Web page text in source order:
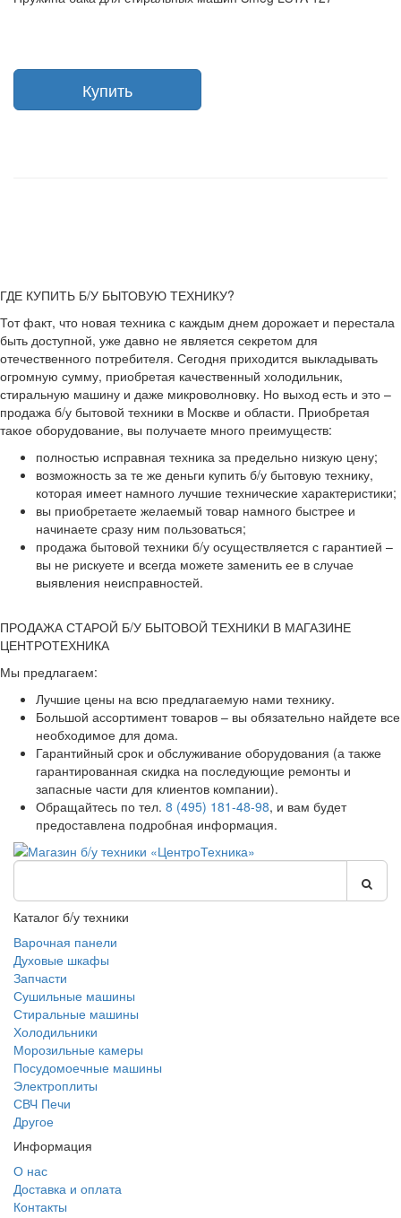
ГДЕ КУПИТЬ Б/У БЫТОВУЮ ТЕХНИКУ?
Тот факт, что новая техника с каждым днем дорожает и перестала
быть доступной, уже давно не является секретом для
отечественного потребителя. Сегодня приходится выкладывать
огромную сумму, приобретая качественный холодильник,
стиральную машину и даже микроволновку. Но выход есть и это –
продажа б/у бытовой техники в Москве и области. Приобретая
такое оборудование, вы получаете много преимуществ:
полностью исправная техника за предельно низкую цену;
возможность за те же деньги купить б/у бытовую технику,
которая имеет намного лучшие технические характеристики;
вы приобретаете желаемый товар намного быстрее и
начинаете сразу ним пользоваться;
продажа бытовой техники б/у осуществляется с гарантией –
вы не рискуете и всегда можете заменить ее в случае
выявления неисправностей.
ПРОДАЖА СТАРОЙ Б/У БЫТОВОЙ ТЕХНИКИ В МАГАЗИНЕ
ЦЕНТРОТЕХНИКА
Мы предлагаем:
Лучшие цены на всю предлагаемую нами технику.
Большой ассортимент товаров – вы обязательно найдете все
необходимое для дома.
Гарантийный срок и обслуживание оборудования (а также
гарантированная скидка на последующие ремонты и
запасные части для клиентов компании).
Обращайтесь по тел. 8 (495) 181-48-98, и вам будет
предоставлена подробная информация.
Каталог б/у техники
Варочная панели
Духовые шкафы
Запчасти
Сушильные машины
Стиральные машины
Холодильники
Морозильные камеры
Посудомоечные машины
Электроплиты
СВЧ Печи
Другое
Информация
О нас
Доставка и оплата
Контакты